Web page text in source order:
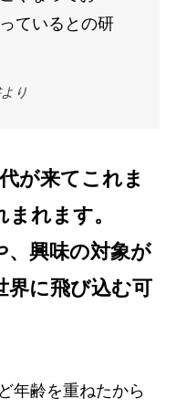
ているとの研
り
が来てこれま
まれます。
、興味の対象が
界に飛び込む可
年齢を重ねたから